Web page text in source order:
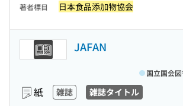
著者標目 日本食品添加物協会
JAFAN
紙 雑誌 雑誌タイトル
国立国会